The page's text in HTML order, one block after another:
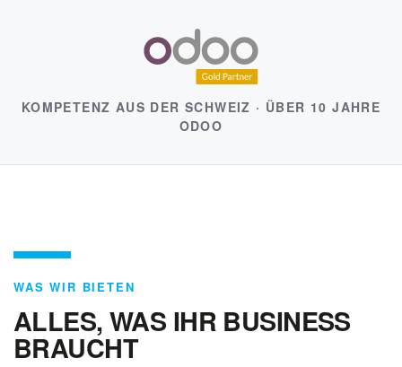
KOMPETENZ AUS DER SCHWEIZ · ÜBER 10 JAHRE
ODOO
WAS WIR BIETEN
ALLES, WAS IHR BUSINESS
BRAUCHT